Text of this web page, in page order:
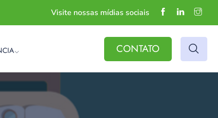
Visite nossas mídias sociais
CONTATO